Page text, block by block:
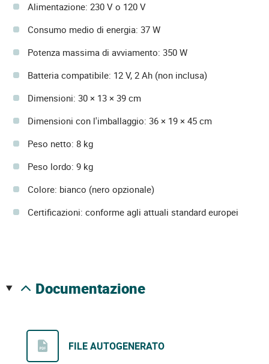
Alimentazione: 230 V o 120 V
Consumo medio di energia: 37 W
Potenza massima di avviamento: 350 W
Batteria compatibile: 12 V, 2 Ah (non inclusa)
Dimensioni: 30 × 13 × 39 cm
Dimensioni con l'imballaggio: 36 × 19 × 45 cm
Peso netto: 8 kg
Peso lordo: 9 kg
Colore: bianco (nero opzionale)
Certificazioni: conforme agli attuali standard europei
documentazione
FILE AUTOGENERATO